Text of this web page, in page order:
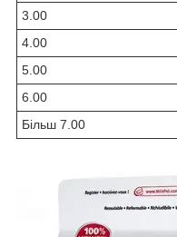
3.00
4.00
5.00
6.00
Більш 7.00